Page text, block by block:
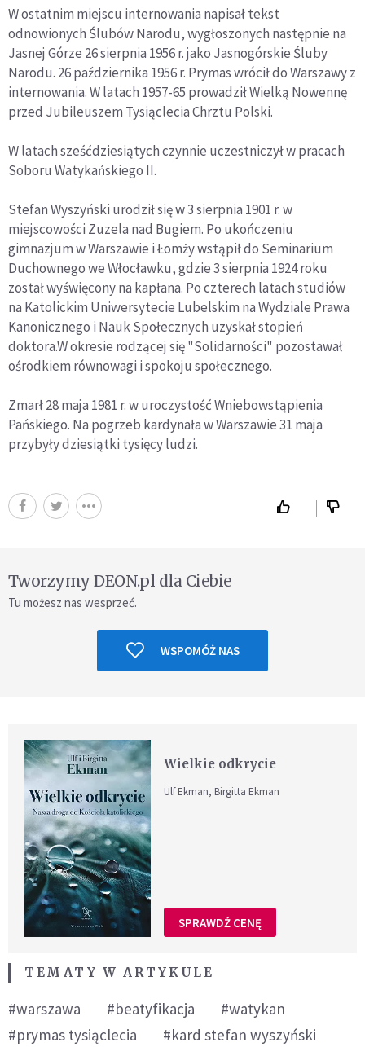
W ostatnim miejscu internowania napisał tekst
odnowionych Ślubów Narodu, wygłoszonych następnie na
Jasnej Górze 26 sierpnia 1956 r. jako Jasnogórskie Śluby
Narodu. 26 października 1956 r. Prymas wrócił do Warszawy z
internowania. W latach 1957-65 prowadził Wielką Nowennę
przed Jubileuszem Tysiąclecia Chrztu Polski.
W latach sześćdziesiątych czynnie uczestniczył w pracach
Soboru Watykańskiego II.
Stefan Wyszyński urodził się w 3 sierpnia 1901 r. w
miejscowości Zuzela nad Bugiem. Po ukończeniu
gimnazjum w Warszawie i Łomży wstąpił do Seminarium
Duchownego we Włocławku, gdzie 3 sierpnia 1924 roku
został wyświęcony na kapłana. Po czterech latach studiów
na Katolickim Uniwersytecie Lubelskim na Wydziale Prawa
Kanonicznego i Nauk Społecznych uzyskał stopień
doktora.W okresie rodzącej się "Solidarności" pozostawał
ośrodkiem równowagi i spokoju społecznego.
Zmarł 28 maja 1981 r. w uroczystość Wniebowstąpienia
Pańskiego. Na pogrzeb kardynała w Warszawie 31 maja
przybyły dziesiątki tysięcy ludzi.
Tworzymy DEON.pl dla Ciebie
Tu możesz nas wesprzeć.
WSPOMÓŻ NAS
Wielkie odkrycie
Ulf Ekman, Birgitta Ekman
SPRAWDŹ CENĘ
TEMATY W ARTYKULE
#warszawa #beatyfikacja
#watykan
#prymas tysiąclecia
#kard stefan wyszyński